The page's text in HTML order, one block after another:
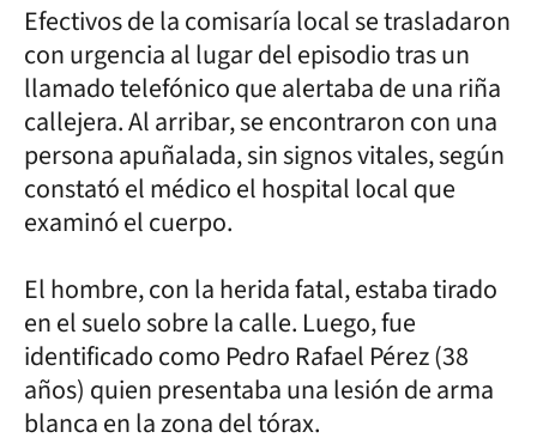
Efectivos de la comisaría local se trasladaron
con urgencia al lugar del episodio tras un
llamado telefónico que alertaba de una riña
callejera. Al arribar, se encontraron con una
persona apuñalada, sin signos vitales, según
constató el médico el hospital local que
examinó el cuerpo.
El hombre, con la herida fatal, estaba tirado
en el suelo sobre la calle. Luego, fue
identificado como Pedro Rafael Pérez (38
años) quien presentaba una lesión de arma
blanca en la zona del tórax.